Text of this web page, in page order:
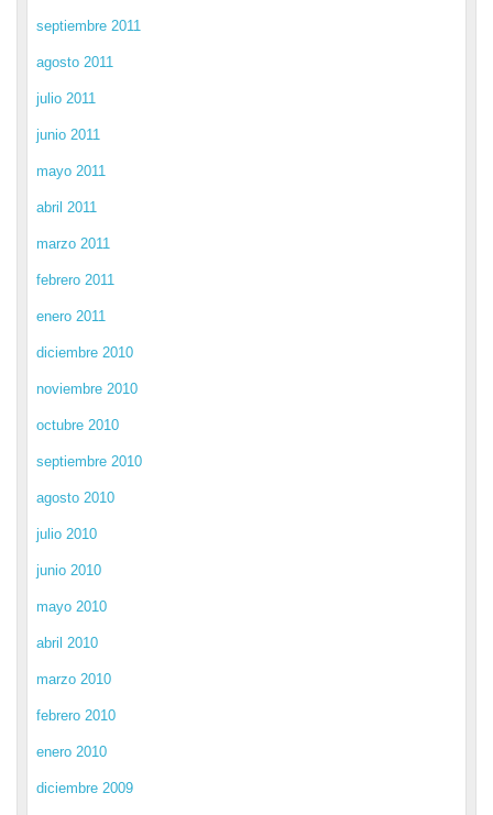
septiembre 2011
agosto 2011
julio 2011
junio 2011
mayo 2011
abril 2011
marzo 2011
febrero 2011
enero 2011
diciembre 2010
noviembre 2010
octubre 2010
septiembre 2010
agosto 2010
julio 2010
junio 2010
mayo 2010
abril 2010
marzo 2010
febrero 2010
enero 2010
diciembre 2009